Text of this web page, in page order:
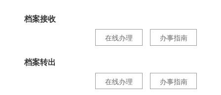
档案接收
办事指南
在线办理
档案转出
办事指南
在线办理